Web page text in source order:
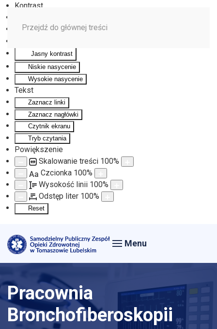
Kontrast
Monochromatyczny
Jasny kontrast
Niskie nasycenie
Wysokie nasycenie
Tekst
Zaznacz linki
Zaznacz nagłówki
Czytnik ekranu
Tryb czytania
Powiększenie
Skalowanie treści 100%
Aa Czcionka 100%
Wysokość linii 100%
Odstęp liter 100%
Reset
Przejdź do głównej treści
Menu
Pracownia
Bronchofiberoskopii